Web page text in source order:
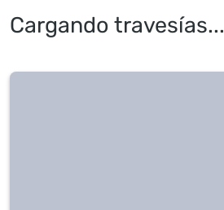
Cargando travesías...